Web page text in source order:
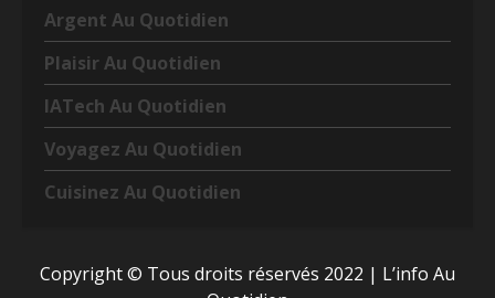
Argent Au Quotidien
Plaisir Au Quotidien
IATech Au Quotidien
Voyagez Au Quotidien
Cuisinez Au Quotidien
Copyright © Tous droits réservés 2022 | L’info Au